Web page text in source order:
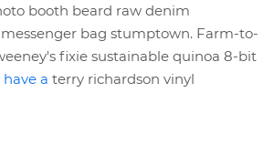
booth beard raw denim
bag stumptown. Farm-to-
fixie sustainable quinoa 8-bit
have a terry richardson vinyl